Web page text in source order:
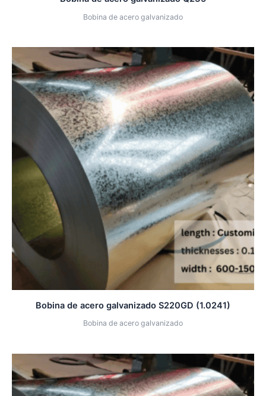
Bobina de acero galvanizado
Bobina de acero galvanizado S220GD (1.0241)
Bobina de acero galvanizado